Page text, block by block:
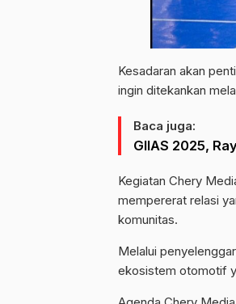
Kesadaran akan
ingin ditekankan
Baca juga:
GIIAS 2025,
Kegiatan Chery
mempererat relasi
komunitas.
Melalui
ekosistem otomotif